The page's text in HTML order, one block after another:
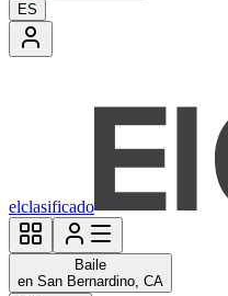
ES
elclasificado
Baile
en San Bernardino, CA